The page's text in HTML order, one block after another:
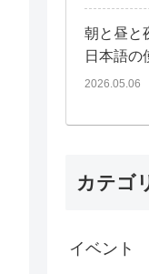
朝と昼と
日本語の
2026.05.06
カテゴ
イベント